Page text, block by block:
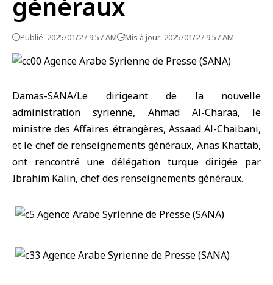
Publié: 2025/01/27 9:57 AM Mis à jour: 2025/01/27 9:57 AM
Damas-SANA/Le dirigeant de la nouvelle
administration syrienne, Ahmad Al-Charaa, le
ministre des Affaires étrangères, Assaad Al-Chaibani,
et le chef de renseignements généraux, Anas Khattab,
ont rencontré une délégation turque dirigée par
Ibrahim Kalin, chef des renseignements généraux.